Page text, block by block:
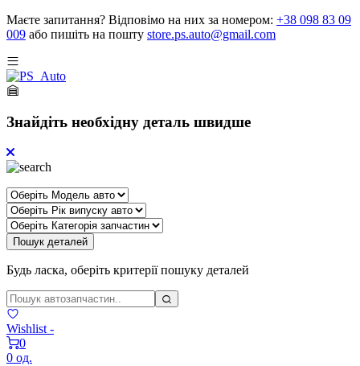
Маєте запитання? Відповімо на них за номером: +38 098 83 09
009 або пишіть на пошту store.ps.auto@gmail.com
Знайдіть необхідну деталь швидше
Пошук деталей
Будь ласка, оберіть критерії пошуку деталей
Wishlist -
0
0 од.